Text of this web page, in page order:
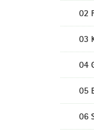
02
03
04
05
06